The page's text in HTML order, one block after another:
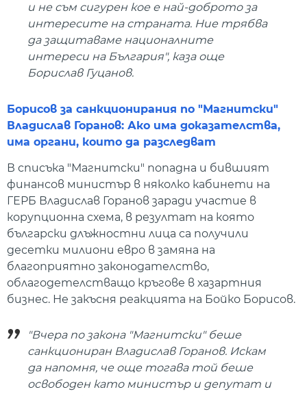
и не съм сигурен кое е най-доброто за
интересите на страната. Ние трябва
да защитаваме националните
интереси на България", каза още
Борислав Гуцанов.
Борисов за санкционирания по "Магнитски"
Владислав Горанов: Ако има доказателства,
има органи, които да разследват
В списъка "Магнитски" попадна и бившият
финансов министър в няколко кабинети на
ГЕРБ Владислав Горанов заради участие в
корупционна схема, в резултат на която
български длъжностни лица са получили
десетки милиони евро в замяна на
благоприятно законодателство,
облагодетелстващо кръгове в хазартния
бизнес. Не закъсня реакцията на Бойко Борисов.
"Вчера по закона "Магнитски" беше
санкциониран Владислав Горанов. Искам
да напомня, че още тогава той беше
освободен като министър и депутат и